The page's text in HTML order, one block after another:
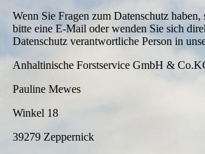
Wenn Sie Fragen zum Datenschutz haben,
bitte eine E-Mail oder wenden Sie sich
Datenschutz verantwortliche Person in
Anhaltinische Forstservice GmbH &
Pauline Mewes
Winkel 18
39279 Zeppernick